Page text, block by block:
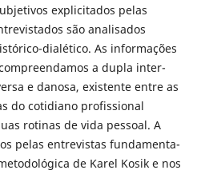
explicitados pelas
são analisados
dialético. As informações
a dupla inter-
e danosa, existente entre as
do cotidiano profissional
rotinas de vida pessoal. A
pelas entrevistas fundamenta-
de Karel Kosik e nos